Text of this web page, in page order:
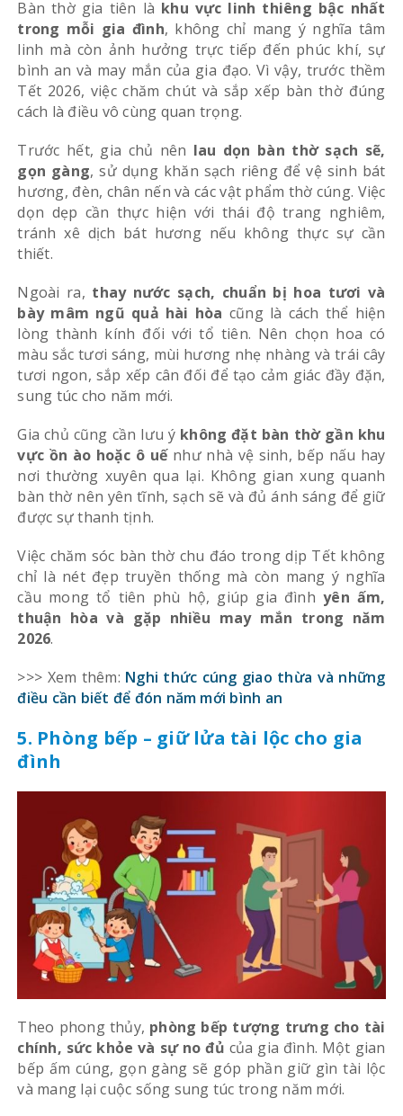
Bàn thờ gia tiên là khu vực linh thiêng bậc nhất
trong mỗi gia đình, không chỉ mang ý nghĩa tâm
linh mà còn ảnh hưởng trực tiếp đến phúc khí, sự
bình an và may mắn của gia đạo. Vì vậy, trước thềm
Tết 2026, việc chăm chút và sắp xếp bàn thờ đúng
cách là điều vô cùng quan trọng.
Trước hết, gia chủ nên lau dọn bàn thờ sạch sẽ,
gọn gàng, sử dụng khăn sạch riêng để vệ sinh bát
hương, đèn, chân nến và các vật phẩm thờ cúng. Việc
dọn dẹp cần thực hiện với thái độ trang nghiêm,
tránh xê dịch bát hương nếu không thực sự cần
thiết.
Ngoài ra, thay nước sạch, chuẩn bị hoa tươi và
bày mâm ngũ quả hài hòa cũng là cách thể hiện
lòng thành kính đối với tổ tiên. Nên chọn hoa có
màu sắc tươi sáng, mùi hương nhẹ nhàng và trái cây
tươi ngon, sắp xếp cân đối để tạo cảm giác đầy đặn,
sung túc cho năm mới.
Gia chủ cũng cần lưu ý không đặt bàn thờ gần khu
vực ồn ào hoặc ô uếnhư nhà vệ sinh, bếp nấu hay
nơi thường xuyên qua lại. Không gian xung quanh
bàn thờ nên yên tĩnh, sạch sẽ và đủ ánh sáng để giữ
được sự thanh tịnh.
Việc chăm sóc bàn thờ chu đáo trong dịp Tết không
chỉ là nét đẹp truyền thống mà còn mang ý nghĩa
cầu mong tổ tiên phù hộ, giúp gia đìnhyên ấm,
thuận hòa và gặp nhiều may mắn trong năm
2026.
>>> Xem thêm: Nghi thức cúng giao thừa và những
điều cần biết để đón năm mới bình an
5. Phòng bếp – giữ lửa tài lộc cho gia
đình
Theo phong thủy, phòng bếp tượng trưng cho tài
chính, sức khỏe và sự no đủ của gia đình. Một gian
bếp ấm cúng, gọn gàng sẽ góp phần giữ gìn tài lộc
và mang lại cuộc sống sung túc trong năm mới.